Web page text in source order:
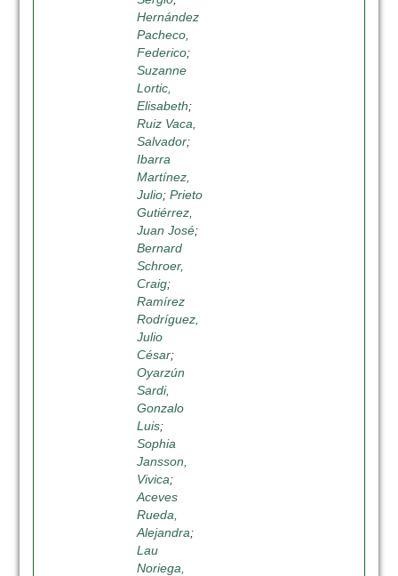
Hernández
Pacheco,
Federico;
Suzanne
Lortic,
Elisabeth;
Ruiz Vaca,
Salvador;
Ibarra
Martínez,
Julio;Prieto
Gutiérrez,
Juan José;
Bernard
Schroer,
Craig;
Ramírez
Rodríguez,
Julio
César;
Oyarzún
Sardi,
Gonzalo
Luis;
Sophia
Jansson,
Vivica;
Aceves
Rueda,
Alejandra;
Lau
Noriega,